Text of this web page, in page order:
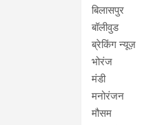
बिलासपुर
बॉलीवुड
ब्रेकिंग न्यूज़
भोरंज
मंडी
मनोरंजन
मौसम